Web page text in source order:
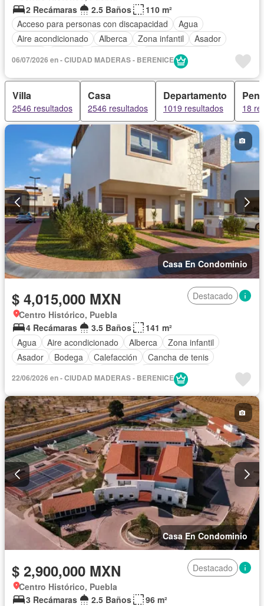
2 Recámaras
2.5 Baños
110 m²
Acceso para personas con discapacidad
Agua
Aire acondicionado
Alberca Zona infantil
Asador
Cancha de tenis
Cocina equipada
Cocina integral
Cuarto de Limpieza
Cuarto de servicio
Electricidad
Elevador Estacionamiento
Gimnasio
Internet
Jardín Despacho
Recámara con closet
Sala polivalente
Seguridad
Televisión por cable
Zonas verdes
Sin amueblar
06/07/2026 en - CIUDAD MADERAS - BERENICE
Villa
2546 resultados
Casa
2546 resultados
Departamento
1019 resultados 18
Casa En Condominio
$ 4,015,000 MXN
Destacado
Centro Histórico, Puebla
4 Recámaras
3.5 Baños
141 m²
Agua
Aire acondicionado Alberca
Zona infantil
Asador
Bodega Calefacción
Cancha de tenis
Cocina equipada
Cuarto de servicio
Electricidad
Gas natural Gimnasio
Jardín
Recámara con closet
Sala polivalente
Seguridad
Terraza
Zonas verdes
22/06/2026 en - CIUDAD MADERAS - BERENICE
Casa En Condominio
$ 2,900,000 MXN
Destacado
Centro Histórico, Puebla
3 Recámaras
2.5 Baños
96 m²